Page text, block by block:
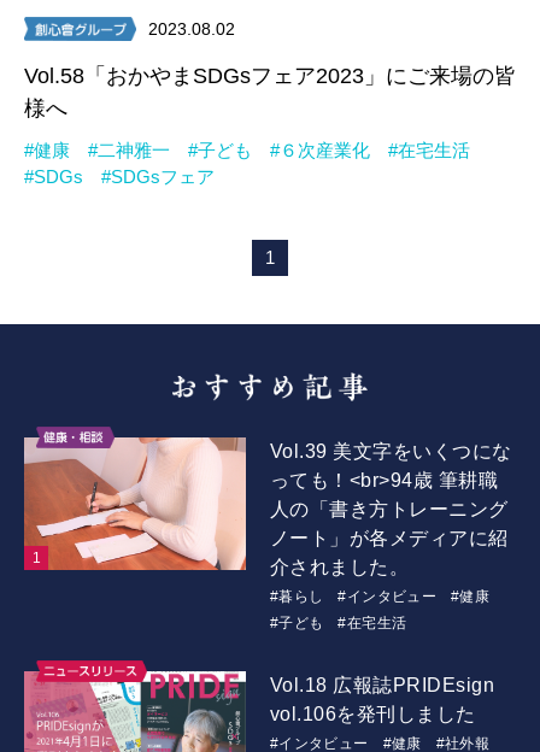
2023.08.02
Vol.58「おかやまSDGsフェア2023」にご来場の皆
様へ
#健康 #二神雅一 #子ども #６次産業化
#在宅生活
#SDGs
#SDGsフェア
1
Vol.39 美文字をいくつにな
っても！<br>94歳 筆耕職
人の「書き方トレーニング
ノート」が各メディアに紹
介されました。
#暮らし #インタビュー
#健康
#子ども
#在宅生活
Vol.18 広報誌PRIDEsign
vol.106を発刊しました
#インタビュー #健康
#社外報